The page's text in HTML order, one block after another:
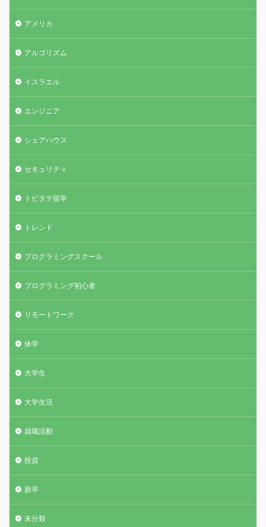
アメリカ
アルゴリズム
イスラエル
エンジニア
シェアハウス
セキュリティ
トビタテ留学
トレンド
プログラミングスクール
プログラミング初心者
リモートワーク
休学
大学生
大学生活
就職活動
投資
新卒
未分類